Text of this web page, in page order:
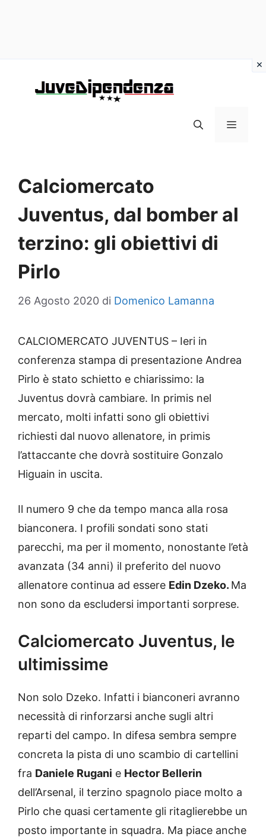
MENU
Calciomercato
Juventus, dal bomber al
terzino: gli obiettivi di
Pirlo
26 Agosto 2020 di Domenico Lamanna
CALCIOMERCATO JUVENTUS – Ieri in
conferenza stampa di presentazione Andrea
Pirlo è stato schietto e chiarissimo: la
Juventus dovrà cambiare. In primis nel
mercato, molti infatti sono gli obiettivi
richiesti dal nuovo allenatore, in primis
l’attaccante che dovrà sostituire Gonzalo
Higuain in uscita.
Il numero 9 che da tempo manca alla rosa
bianconera. I profili sondati sono stati
parecchi, ma per il momento, nonostante l’età
avanzata (34 anni) il preferito del nuovo
allenatore continua ad essere Edin Dzeko. Ma
non sono da escludersi importanti sorprese.
ultimissime
Non solo Dzeko. Infatti i bianconeri avranno
necessità di rinforzarsi anche sugli altri
reparti del campo. In difesa sembra sempre
concreta la pista di uno scambio di cartellini
fra Daniele Rugani e Hector Bellerin
dell’Arsenal, il terzino spagnolo piace molto a
Pirlo che quasi certamente gli ritaglierebbe un
posto importante in squadra. Ma piace anche